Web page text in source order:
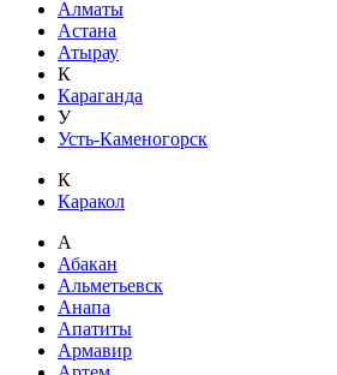
Алматы
Астана
Атырау
К
Караганда
У
Усть-Каменогорск
К
Каракол
А
Абакан
Альметьевск
Анапа
Апатиты
Армавир